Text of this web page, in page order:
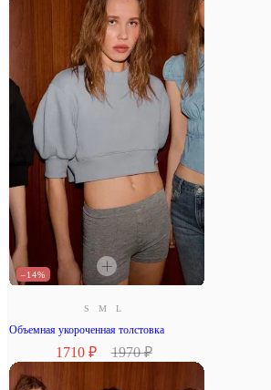
–14%
S M L
Объемная укороченная толстовка
1710 ₽ 1970 ₽